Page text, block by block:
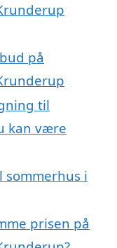
på
til
kan være
i
prisen på